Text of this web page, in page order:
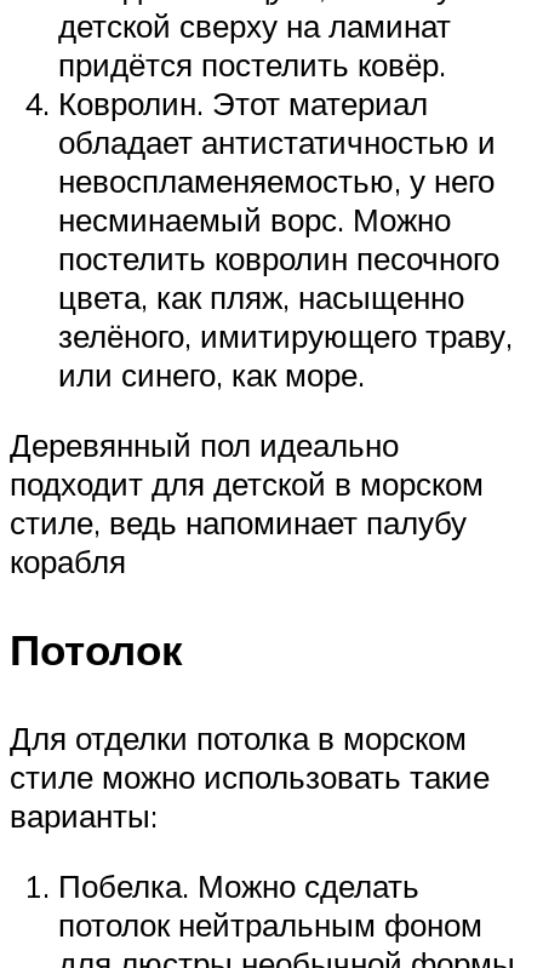
детской сверху на ламинат
придётся постелить ковёр.
Ковролин. Этот материал
обладает антистатичностью и
невоспламеняемостью, у него
несминаемый ворс. Можно
постелить ковролин песочного
цвета, как пляж, насыщенно
зелёного, имитирующего траву,
или синего, как море.
Деревянный пол идеально
подходит для детской в морском
стиле, ведь напоминает палубу
корабля
Потолок
Для отделки потолка в морском
стиле можно использовать такие
варианты:
Побелка. Можно сделать
потолок нейтральным фоном